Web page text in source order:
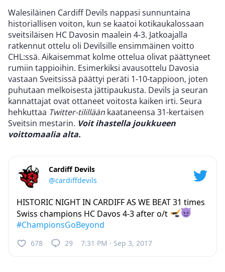
Walesiläinen Cardiff Devils nappasi sunnuntaina
historiallisen voiton, kun se kaatoi kotikaukalossaan
sveitsiläisen HC Davosin maalein 4-3. Jatkoajalla
ratkennut ottelu oli Devilsille ensimmäinen voitto
CHL:ssä. Aikaisemmat kolme ottelua olivat päättyneet
rumiin tappioihin. Esimerkiksi avausottelu Davosia
vastaan Sveitsissä päättyi peräti 1-10-tappioon, joten
puhutaan melkoisesta jättipaukusta. Devils ja seuran
kannattajat ovat ottaneet voitosta kaiken irti. Seura
hehkuttaa Twitter-tilillään kaataneensa 31-kertaisen
Sveitsin mestarin. Voit ihastella joukkueen
voittomaalia alta.
Cardiff Devils
@cardiffdevils
HISTORIC NIGHT IN CARDIFF AS WE BEAT 31 times
Swiss champions HC Davos 4-3 after o/t
#ChampionsGoBeyond
678 29 7:31 PM · Sep 3, 2017